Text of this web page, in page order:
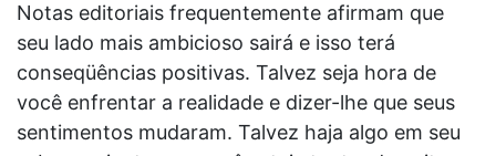
Notas editoriais frequentemente afirmam que
seu lado mais ambicioso sairá e isso terá
conseqüências positivas. Talvez seja hora de
você enfrentar a realidade e dizer-lhe que seus
sentimentos mudaram. Talvez haja algo em seu